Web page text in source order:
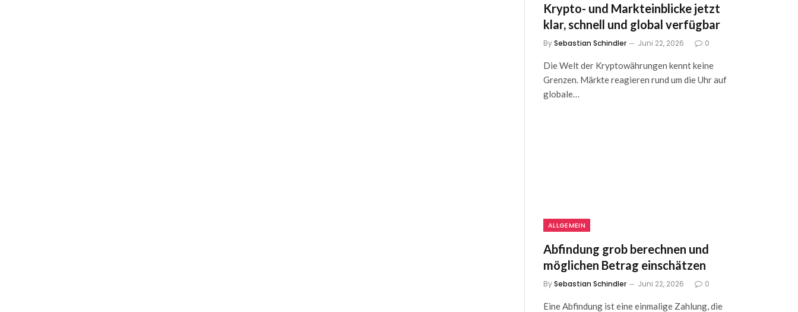
Krypto- und Markteinblicke jetzt
klar, schnell und global verfügbar
BySebastian Schindler Juni 22, 2026 0
Die Welt der Kryptowährungen kennt keine
Grenzen. Märkte reagieren rund um die Uhr auf
globale…
ALLGEMEIN
Abfindung grob berechnen und
möglichen Betrag einschätzen
BySebastian Schindler Juni 22, 2026 0
Eine Abfindung ist eine einmalige Zahlung, die